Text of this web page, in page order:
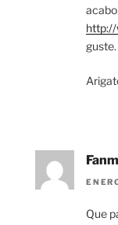
guste.
Que